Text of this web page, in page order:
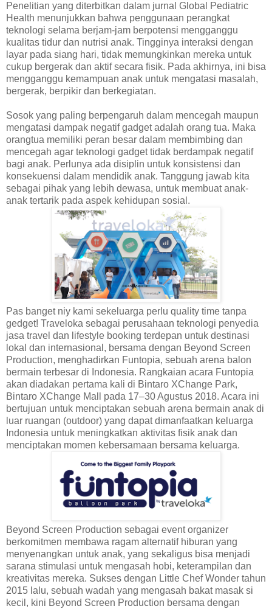
Penelitian yang diterbitkan dalam jurnal Global Pediatric
Health menunjukkan bahwa penggunaan perangkat
teknologi selama berjam-jam berpotensi mengganggu
kualitas tidur dan nutrisi anak. Tingginya interaksi dengan
layar pada siang hari, tidak memungkinkan mereka untuk
cukup bergerak dan aktif secara fisik. Pada akhirnya, ini bisa
mengganggu kemampuan anak untuk mengatasi masalah,
bergerak, berpikir dan berkegiatan.
Sosok yang paling berpengaruh dalam mencegah maupun
mengatasi dampak negatif gadget adalah orang tua. Maka
orangtua memiliki peran besar dalam membimbing dan
mencegah agar teknologi gadget tidak berdampak negatif
bagi anak. Perlunya ada disiplin untuk konsistensi dan
konsekuensi dalam mendidik anak. Tanggung jawab kita
sebagai pihak yang lebih dewasa, untuk membuat anak-
anak tertarik pada aspek kehidupan sosial.
Pas banget niy kami sekeluarga perlu quality time tanpa
gedget! Traveloka sebagai perusahaan teknologi penyedia
jasa travel dan lifestyle booking terdepan untuk destinasi
lokal dan internasional, bersama dengan Beyond Screen
Production, menghadirkan Funtopia, sebuah arena balon
bermain terbesar di Indonesia. Rangkaian acara Funtopia
akan diadakan pertama kali di Bintaro XChange Park,
Bintaro XChange Mall pada 17–30 Agustus 2018. Acara ini
bertujuan untuk menciptakan sebuah arena bermain anak di
luar ruangan (outdoor) yang dapat dimanfaatkan keluarga
Indonesia untuk meningkatkan aktivitas fisik anak dan
menciptakan momen kebersamaan bersama keluarga.
Beyond Screen Production sebagai event organizer
berkomitmen membawa ragam alternatif hiburan yang
menyenangkan untuk anak, yang sekaligus bisa menjadi
sarana stimulasi untuk mengasah hobi, keterampilan dan
kreativitas mereka. Sukses dengan Little Chef Wonder tahun
2015 lalu, sebuah wadah yang mengasah bakat masak si
kecil, kini Beyond Screen Production bersama dengan